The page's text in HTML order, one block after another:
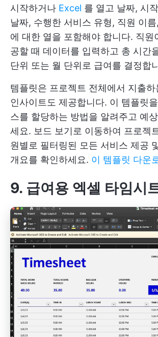
시작하거나 Excel 를 열고 날짜, 시
날짜, 수행한 서비스 유형, 직원 이
에 대한 열을 포함해야 합니다. 직원
공할 때 데이터를 입력하고 총 시간
단위 또는 월 단위로 급여를 결정합
템플릿은 프로젝트 전체에서 지출
인사이트도 제공합니다. 이 템플릿
스를 할당하는 방법을 알려주고 예
세요. 보드 보기로 이동하여 프로젝
원별로 필터링된 모든 서비스 제공
개요를 확인하세요. 이 템플릿 다운
9. 급여용 엑셀 타임시